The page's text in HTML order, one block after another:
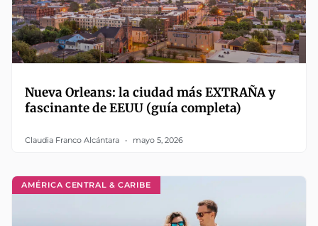
Nueva Orleans: la ciudad más EXTRAÑA y
fascinante de EEUU (guía completa)
Claudia Franco Alcántara mayo 5, 2026
AMÉRICA CENTRAL & CARIBE